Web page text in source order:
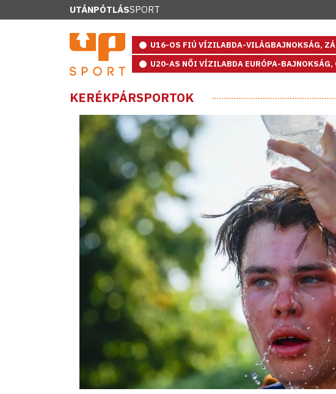
UTÁNPÓTLÁSSPORT
U16-OS FIÚ VÍZILABDA-VILÁGBAJNOKSÁG,
U20-AS NŐI VÍZILABDA EURÓPA-BAJNOKSÁG,
KERÉKPÁRSPORTOK